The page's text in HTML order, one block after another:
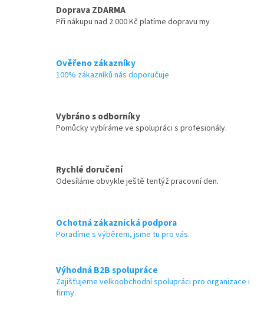
Doprava ZDARMA
Při nákupu nad 2 000 Kč platíme dopravu my
Ověřeno zákazníky
100% zákazníků nás doporučuje
Vybráno s odborníky
Pomůcky vybíráme ve spolupráci s profesionály.
Rychlé doručení
Odesíláme obvykle ještě tentýž pracovní den.
Ochotná zákaznická podpora
Poradíme s výběrem, jsme tu pro vás.
Výhodná B2B spolupráce
Zajišťujeme velkoobchodní spolupráci pro organizace i
firmy.